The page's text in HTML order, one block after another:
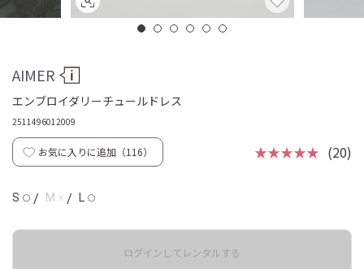
AIMER
エンブロイダリーチュールドレス
2511496012009
お気に入りに追加（116） ★★★★★ (20)
S ◯ / M ☓ / L ◯
ログインしてレンタルする